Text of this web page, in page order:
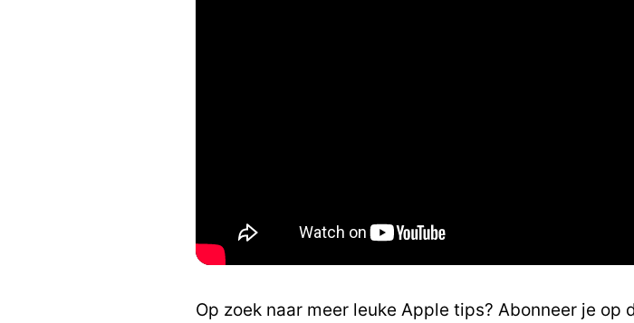
Op zoek naar meer leuke Apple tips? Abonneer je op